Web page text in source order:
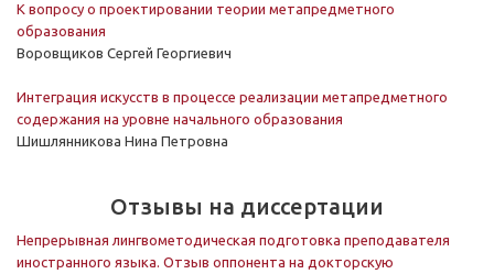
К вопросу о проектировании теории метапредметного
образования
Воровщиков Сергей Георгиевич
Интеграция искусств в процессе реализации метапредметного
содержания на уровне начального образования
Шишлянникова Нина Петровна
Отзывы на диссертации
Непрерывная лингвометодическая подготовка преподавателя
иностранного языка. Отзыв оппонента на докторскую